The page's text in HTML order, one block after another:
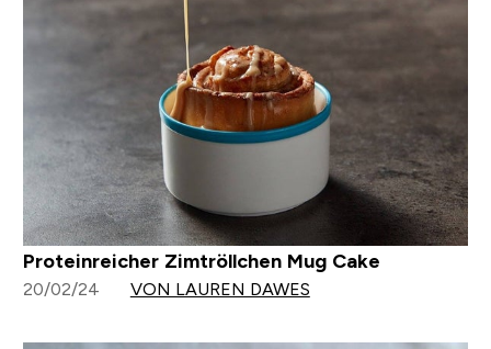
Proteinreicher Zimtröllchen Mug Cake
20/02/24 VON LAUREN DAWES